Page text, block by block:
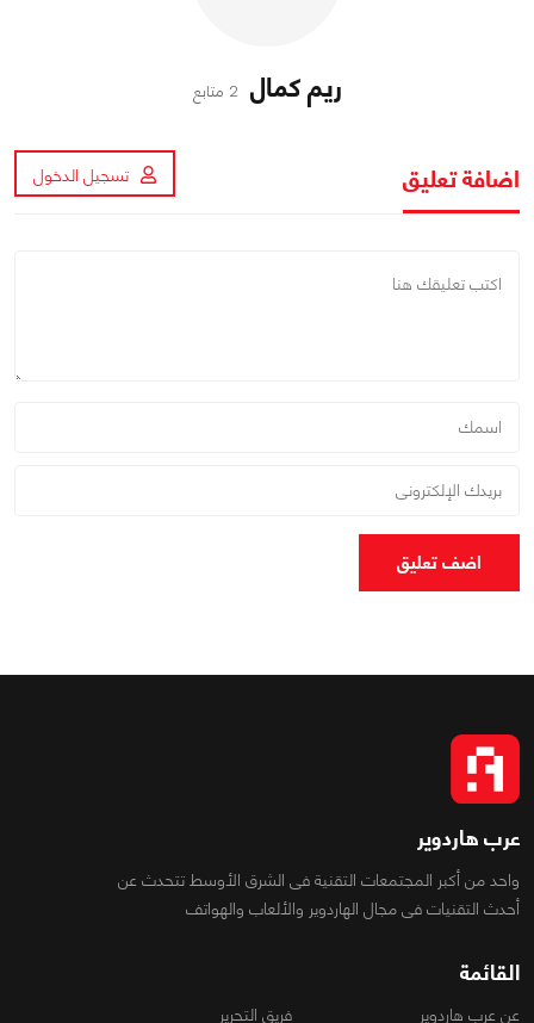
ريم كمال 2 متابع
اضافة تعليق تسجيل الدخول
اضف تعليق
عرب هاردوير
واحد من أكبر المجتمعات التقنية فى الشرق الأوسط تتحدث عن
أحدث التقنيات فى مجال الهاردوير والألعاب والهواتف
القائمة
عن عرب هاردوير فريق التحرير